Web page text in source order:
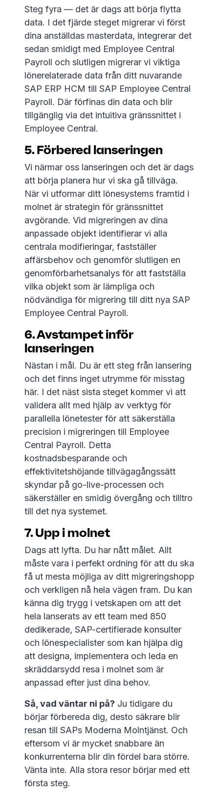
Steg fyra — det är dags att börja flytta
data. I det fjärde steget migrerar vi först
dina anställdas masterdata, integrerar det
sedan smidigt med Employee Central
Payroll och slutligen migrerar vi viktiga
lönerelaterade data från ditt nuvarande
SAP ERP HCM till SAP Employee Central
Payroll. Där förfinas din data och blir
tillgänglig via det intuitiva gränssnittet i
Employee Central.
5. Förbered lanseringen
Vi närmar oss lanseringen och det är dags
att börja planera hur vi ska gå tillväga.
När vi utformar ditt lönesystems framtid i
molnet är strategin för gränssnittet
avgörande. Vid migreringen av dina
anpassade objekt identifierar vi alla
centrala modifieringar, fastställer
affärsbehov och genomför slutligen en
genomförbarhetsanalys för att fastställa
vilka objekt som är lämpliga och
nödvändiga för migrering till ditt nya SAP
Employee Central Payroll.
6. Avstampet inför
lanseringen
Nästan i mål. Du är ett steg från lansering
och det finns inget utrymme för misstag
här. I det näst sista steget kommer vi att
validera allt med hjälp av verktyg för
parallella lönetester för att säkerställa
precision i migreringen till Employee
Central Payroll. Detta
kostnadsbesparande och
effektivitetshöjande tillvägagångssätt
skyndar på go-live-processen och
säkerställer en smidig övergång och tilltro
till det nya systemet.
7. Upp i molnet
Dags att lyfta. Du har nått målet. Allt
måste vara i perfekt ordning för att du ska
få ut mesta möjliga av ditt migreringshopp
och verkligen nå hela vägen fram. Du kan
känna dig trygg i vetskapen om att det
hela lanserats av ett team med 850
dedikerade, SAP-certifierade konsulter
och lönespecialister som kan hjälpa dig
att designa, implementera och leda en
skräddarsydd resa i molnet som är
anpassad efter just dina behov.
Så, vad väntar ni på? Ju tidigare du
börjar förbereda dig, desto säkrare blir
resan till SAPs Moderna Molntjänst. Och
eftersom vi är mycket snabbare än
konkurrenterna blir din fördel bara större.
Vänta inte. Alla stora resor börjar med ett
första steg.